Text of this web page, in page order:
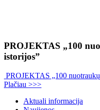
PROJEKTAS „100
istorijos”
PROJEKTAS „100
Plačiau >>>
Aktuali informacija